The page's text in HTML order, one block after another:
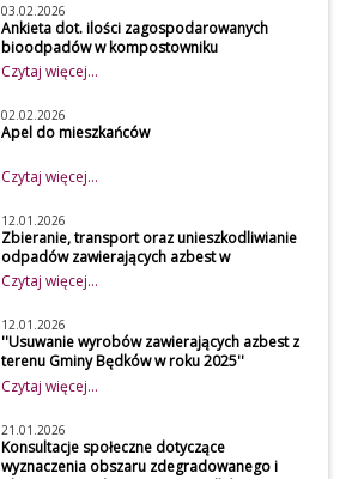
03.02.2026
Ankieta dot. ilości zagospodarowanych
bioodpadów w kompostowniku
przydomowym w 2026 roku
Szanowni mieszkańcy
Z uwagi na obowiązek
osiągnięcia wymaganego
gminę, udostępniamy do
wypełnienia przez mieszkańców
naszej gminy ankietę, która
dotyczy zagospodarowania
bioodpadów w kompostowniku
przydomowym. Dane zawarte w
ankiecie będą wykorzystywane
przez Urząd Gminy Będków przy
obliczeniu osiągniętego poziomu
przygotowania do ponownego
użycia i recyklingu odpadów
Czytaj więcej...
02.02.2026
Apel do mieszkańców
Czytaj więcej...
12.01.2026
Zbieranie, transport oraz unieszkodliwianie
odpadów zawierających azbest w
gospodarstwach rolnych z terenu Gminy
Będków
Czytaj więcej...
12.01.2026
''Usuwanie wyrobów zawierających azbest z
terenu Gminy Będków w roku 2025''
Czytaj więcej...
21.01.2026
Konsultacje społeczne dotyczące
wyznaczenia obszaru zdegradowanego i